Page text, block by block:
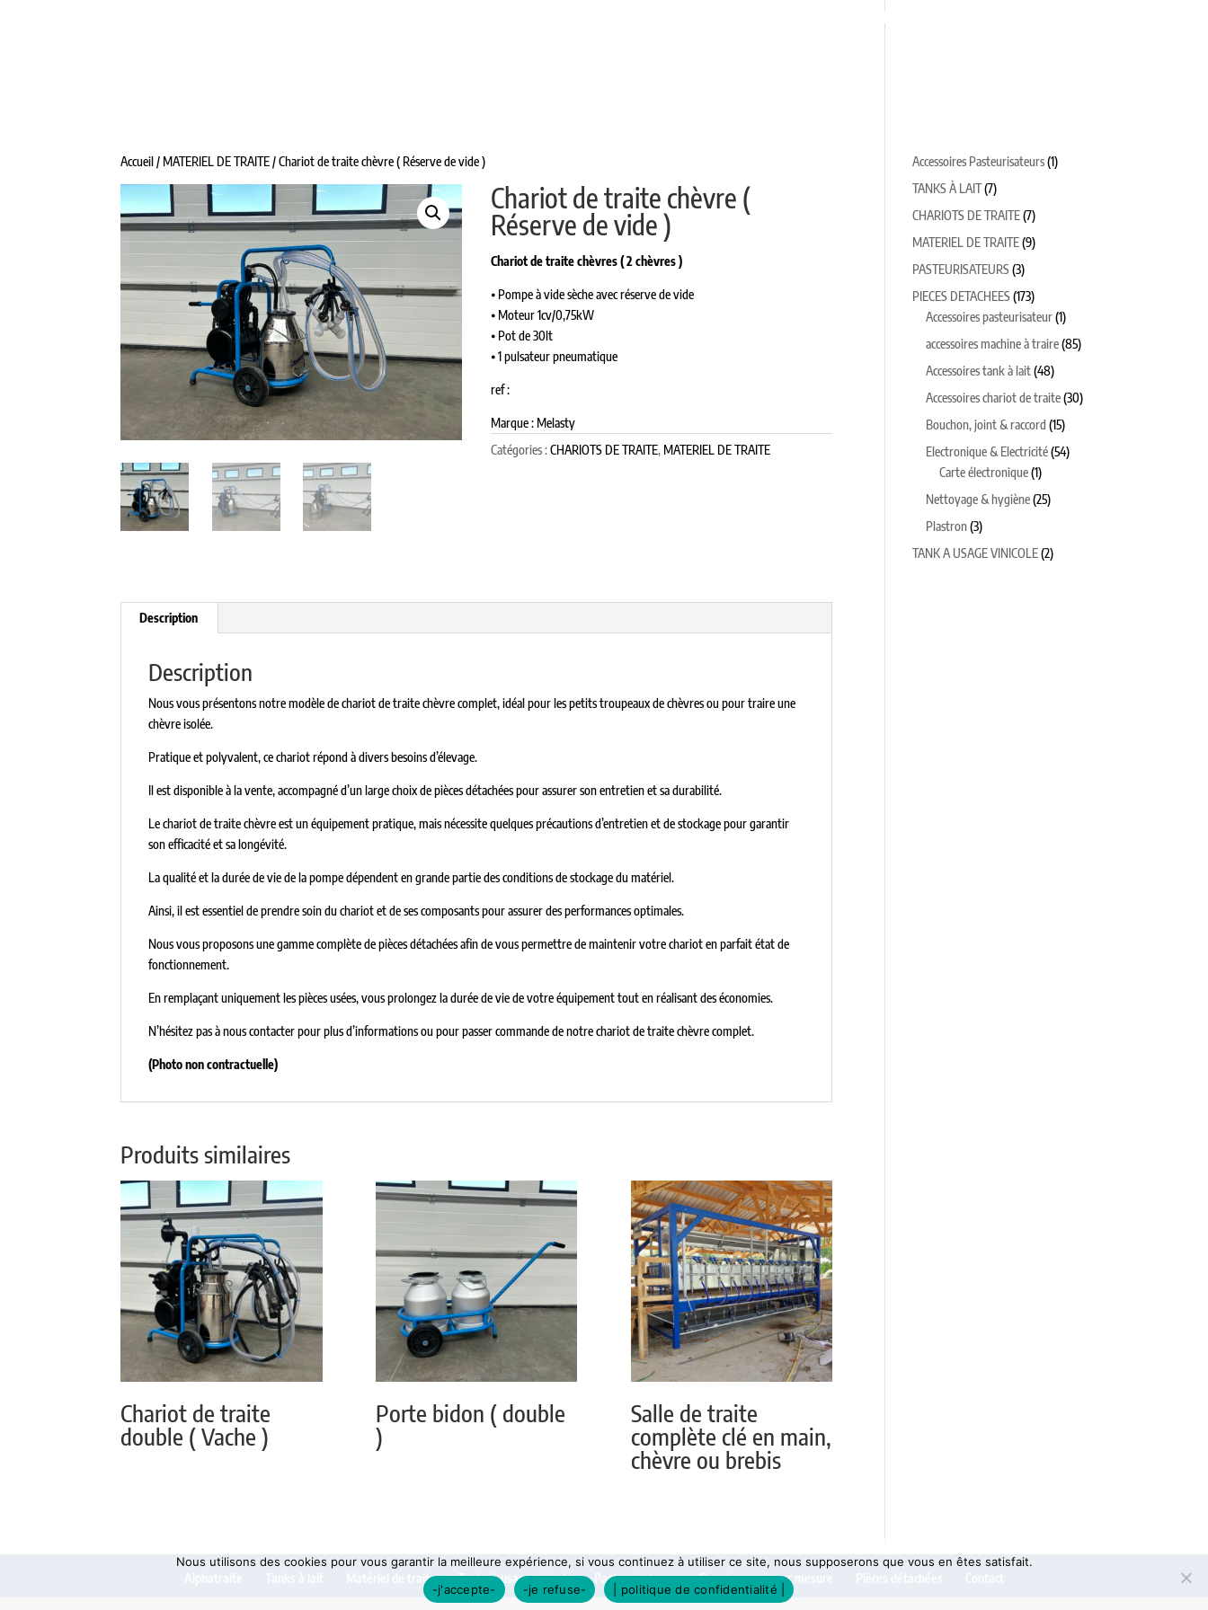
CHAUDRONNERIE SUR MESURE
Accueil/ MATERIEL DE TRAITE/ Chariot de traite chèvre ( Réserve de vide )
Chariot de traite chèvre (
Réserve de vide )
Chariot de traite chèvres ( 2 chèvres )
⦁ Pompe à vide sèche avec réserve de vide
⦁ Moteur 1cv/0,75kW
⦁ Pot de 30lt
⦁ 1 pulsateur pneumatique
ref :
Marque : Melasty
Catégories :CHARIOTS DE TRAITE, MATERIEL DE TRAITE
Description
Description
Nous vous présentons notre modèle de chariot de traite chèvre complet, idéal pour les petits troupeaux de chèvres ou pour traire une
chèvre isolée.
Pratique et polyvalent, ce chariot répond à divers besoins d’élevage.
Il est disponible à la vente, accompagné d’un large choix de pièces détachées pour assurer son entretien et sa durabilité.
Le chariot de traite chèvre est un équipement pratique, mais nécessite quelques précautions d’entretien et de stockage pour garantir
son efficacité et sa longévité.
La qualité et la durée de vie de la pompe dépendent en grande partie des conditions de stockage du matériel.
Ainsi, il est essentiel de prendre soin du chariot et de ses composants pour assurer des performances optimales.
Nous vous proposons une gamme complète de pièces détachées afin de vous permettre de maintenir votre chariot en parfait état de
fonctionnement.
En remplaçant uniquement les pièces usées, vous prolongez la durée de vie de votre équipement tout en réalisant des économies.
N’hésitez pas à nous contacter pour plus d’informations ou pour passer commande de notre chariot de traite chèvre complet.
(Photo non contractuelle)
Produits similaires
Chariot de traite
double ( Vache )
Porte bidon ( double
)
Salle de traite
complète clé en main,
chèvre ou brebis
Accessoires Pasteurisateurs 11
TANKS À LAIT 77
produits
CHARIOTS DE TRAITE 77
produits
MATERIEL DE TRAITE 99
PASTEURISATEURS 33
produits
PIECES DETACHEES 173173
produits
Accessoires pasteurisateur 11
produit
accessoires machine à traire 8585
Accessoires tank à lait 4848
produits
Accessoires chariot de traite 3030
Bouchon, joint & raccord 1515
produits
Electronique & Electricité 5454
Carte électronique 11
produit
Nettoyage & hygiène 2525
Plastron 33
produits
TANK A USAGE VINICOLE 22
Matériel de traite Tanks à usage vinicole Pasteurisateurs Chaudronnerie sur mesure
Nous utilisons des cookies pour vous garantir la meilleure expérience, si vous continuez à utiliser ce site, nous supposerons que vous en êtes satisfait.
-j'accepte-
-je refuse- | politique de confidentialité |